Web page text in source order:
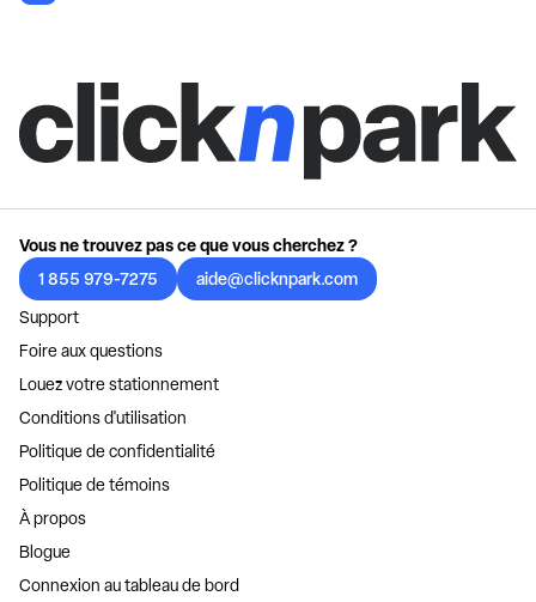
Vous ne trouvez pas ce que vous cherchez ?
1 855 979-7275
aide@clicknpark.com
Support
Foire aux questions
Louez votre stationnement
Conditions d'utilisation
Politique de confidentialité
Politique de témoins
À propos
Blogue
Connexion au tableau de bord